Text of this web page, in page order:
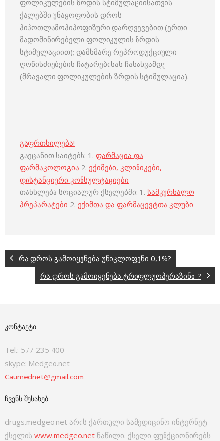
ფოლიკულების ზრდის სტიმულაციისათვის
ქალებში უნაყოფობის დროს
ჰიპოთლამოჰიპოფიზური დარღვევებით (ერთი
მადომინირებელი ფოლიკულის ზრდის
სტიმულაციით); დამხმარე რეპროდუქციული
ღონისძიებების ჩატარებისას ჩასახვამდე
(მრავალი ფოლიკულების ზრდის სტიმულაცია).
გაფრთხილება!
გაეცანით საიტებს: 1. ფარმაცია და
ფარმაკოლოგია 2. ექიმები, კლინიკები,
დისტანციური კონსულტაციები
თანხლება სოციალურ ქსელებში: 1. სამკურნალო
პრეპარატები 2. ექიმთა და ფარმაცევტთა კლუბი
რა დროს გამოიყენება უნიკლოფენი 0,1%?
რა დროს გამოიყენება ტრიფლუოპერაზინი-?
ᲙᲝᲜᲢᲐᲥᲢᲘ
Tel.: 577 235 400
skype: Medgeo.net
Caumednet@gmail.com
ᲩᲕᲔᲜᲡ ᲨᲔᲡᲐᲮᲔᲑ
drugs.medgeo.net არის ქართული სამედიცინო ინტერნეტ-
ქსელის www.medgeo.net ნაწილი. ქსელი ფუნქციონირებს